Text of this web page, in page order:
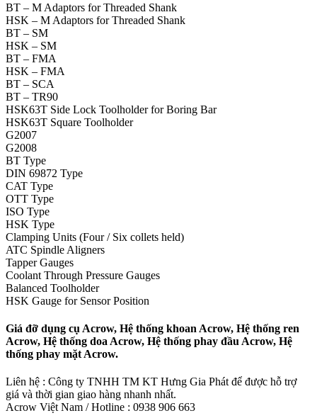
BT – M Adaptors for Threaded Shank
HSK – M Adaptors for Threaded Shank
BT – SM
HSK – SM
BT – FMA
HSK – FMA
BT – SCA
BT – TR90
HSK63T Side Lock Toolholder for Boring Bar
HSK63T Square Toolholder
G2007
G2008
BT Type
DIN 69872 Type
CAT Type
OTT Type
ISO Type
HSK Type
Clamping Units (Four / Six collets held)
ATC Spindle Aligners
Tapper Gauges
Coolant Through Pressure Gauges
Balanced Toolholder
HSK Gauge for Sensor Position
Giá đỡ dụng cụ Acrow, Hệ thống khoan Acrow, Hệ thống ren
Acrow, Hệ thống doa Acrow, Hệ thống phay đầu Acrow, Hệ
thống phay mặt Acrow.
Liên hệ : Công ty TNHH TM KT Hưng Gia Phát để được hỗ trợ
giá và thời gian giao hàng nhanh nhất.
Acrow Việt Nam / Hotline : 0938 906 663